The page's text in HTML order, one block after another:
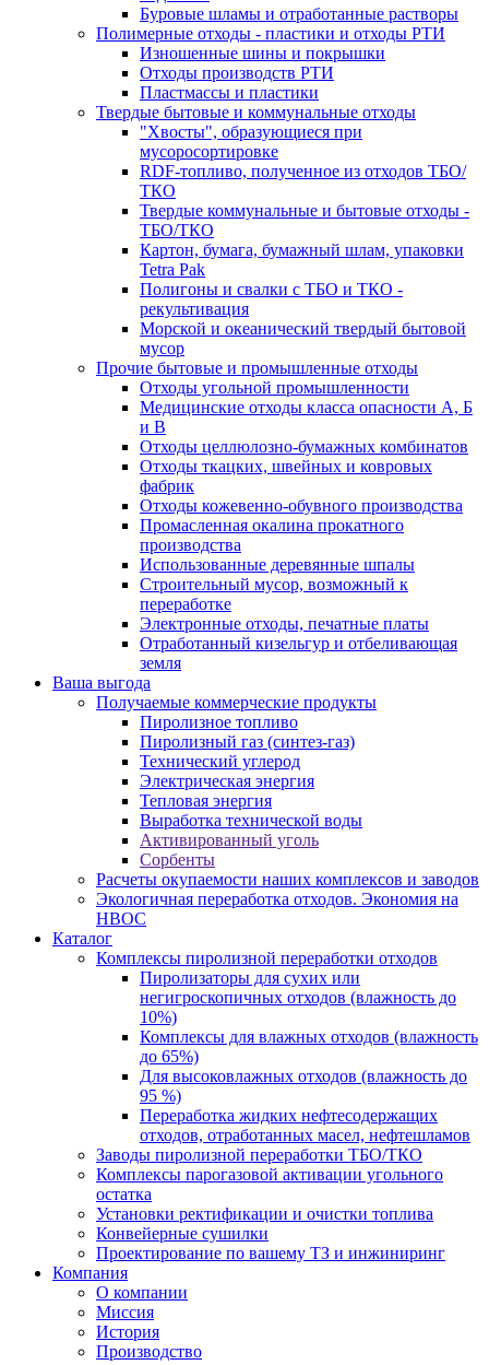
Буровые шламы и отработанные растворы
Полимерные отходы - пластики и отходы РТИ
Изношенные шины и покрышки
Отходы производств РТИ
Пластмассы и пластики
Твердые бытовые и коммунальные отходы
"Хвосты", образующиеся при
мусоросортировке
RDF-топливо, полученное из отходов ТБО/
ТКО
Твердые коммунальные и бытовые отходы -
ТБО/ТКО
Картон, бумага, бумажный шлам, упаковки
Tetra Pak
Полигоны и свалки с ТБО и ТКО -
рекультивация
Морской и океанический твердый бытовой
мусор
Прочие бытовые и промышленные отходы
Отходы угольной промышленности
Медицинские отходы класса опасности А, Б
и В
Отходы целлюлозно-бумажных комбинатов
Отходы ткацких, швейных и ковровых
фабрик
Отходы кожевенно-обувного производства
Промасленная окалина прокатного
производства
Использованные деревянные шпалы
Строительный мусор, возможный к
переработке
Электронные отходы, печатные платы
Отработанный кизельгур и отбеливающая
земля
Ваша выгода
Получаемые коммерческие продукты
Пиролизное топливо
Пиролизный газ (синтез-газ)
Технический углерод
Электрическая энергия
Тепловая энергия
Выработка технической воды
Активированный уголь
Сорбенты
Расчеты окупаемости наших комплексов и заводов
Экологичная переработка отходов. Экономия на
НВОС
Каталог
Комплексы пиролизной переработки отходов
Пиролизаторы для сухих или
негигроскопичных отходов (влажность до
10%)
Комплексы для влажных отходов (влажность
до 65%)
Для высоковлажных отходов (влажность до
95 %)
Переработка жидких нефтесодержащих
отходов, отработанных масел, нефтешламов
Заводы пиролизной переработки ТБО/ТКО
Комплексы парогазовой активации угольного
остатка
Установки ректификации и очистки топлива
Конвейерные сушилки
Проектирование по вашему ТЗ и инжиниринг
Компания
О компании
Миссия
История
Производство